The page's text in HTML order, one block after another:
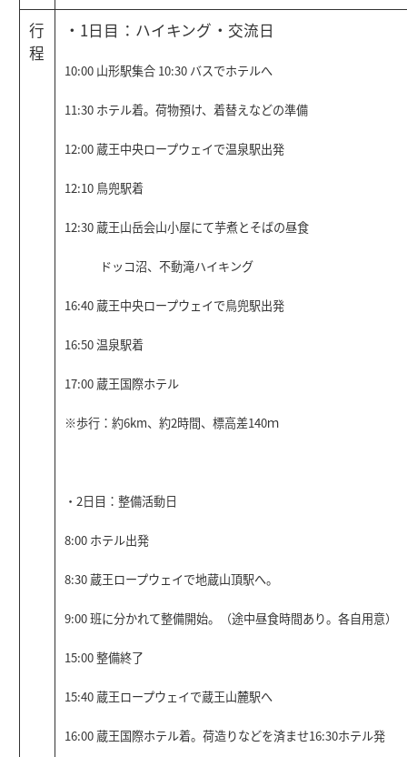
行
程
・1日目：ハイキング・交流日
10:00 山形駅集合 10:30 バスでホテルへ
11:30 ホテル着。荷物預け、着替えなどの準備
12:00 蔵王中央ロープウェイで温泉駅出発
12:10 鳥兜駅着
12:30 蔵王山岳会山小屋にて芋煮とそばの昼食
ドッコ沼、不動滝ハイキング
16:40 蔵王中央ロープウェイで鳥兜駅出発
16:50 温泉駅着
17:00 蔵王国際ホテル
※歩行：約6km、約2時間、標高差140ｍ
・2日目：整備活動日
8:00 ホテル出発
8:30 蔵王ロープウェイで地蔵山頂駅へ。
9:00 班に分かれて整備開始。（途中昼食時間あり。各自用意）
15:00 整備終了
15:40 蔵王ロープウェイで蔵王山麓駅へ
16:00 蔵王国際ホテル着。荷造りなどを済ませ16:30ホテル発